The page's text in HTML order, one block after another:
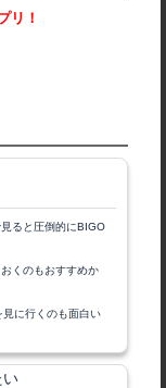
リ！
見ると圧倒的にBIGO
くのもおすすめか
に行くのも面白い
い